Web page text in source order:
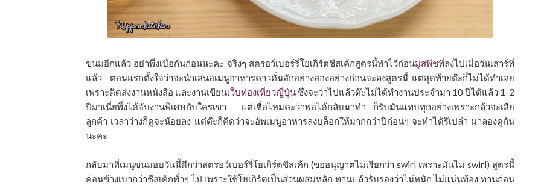
ขนมอีกแล้ว อย่าพึ่งเบื่อกันก่อนนะคะ จริงๆ สตรอว์เบอร์รี่โยเกิร์ตชีสเค้กสูตรนี้ทำไว้ก่อนมูสพีชที่ลงไปเมื่อวันเสาร์ที่
แล้ว ตอนแรกตั้งใจว่าจะนำเสนอเมนูอาหารคาวคั่นสักอย่างสองอย่างก่อนจะลงสูตรนี้ แต่สุดท้ายต๊ะก็ไม่ได้ทำเลย
เพราะติดส่งงานหนังสือ และงานเขียนเว็บท่องเที่ยวญี่ปุ่นซึ่งจะว่าไปแล้วต๊ะไม่ได้ทำงานประจำมา 10 ปีได้แล้ว 1-2
ปีมาเนี่ยพึ่งได้จับงานพิเศษกับใครเขา แต่เชื่อไหมคะว่าพอได้กลับมาทำ ก็รับมันแทบทุกอย่างเพราะกล้วจะเสีย
ลูกค้า เวลาว่างก็ดูจะน้อยลง แต่ต๊ะก็คิดว่าจะอัพเมนูอาหารลงบล็อกให้มากกว่าปีก่อนๆ จะทำได้รึเปล่า มาลองดูกัน
นะคะ
กลับมาที่เมนูขนมอบวันนี้ดีกว่าสตรอว์เบอร์รี่โยเกิร์ตชีสเค้ก (ขออนุญาตไม่เรียกว่า swirl เพราะมันไม่ swirl) สูตรนี้
ค่อนข้างเบากว่าชีสเค้กทั่วๆ ไป เพราะใช้โยเกิร์ตเป็นส่วนผสมหลัก ทานแล้วรับรองว่าไม่หนัก ไม่แน่นท้อง ทานก่อน